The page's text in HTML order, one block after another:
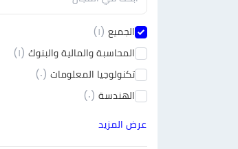
الجميع (١)
المحاسبة والمالية والبنوك (١)
تكنولوجيا المعلومات (٠)
الهندسة (٠)
عرض المزيد